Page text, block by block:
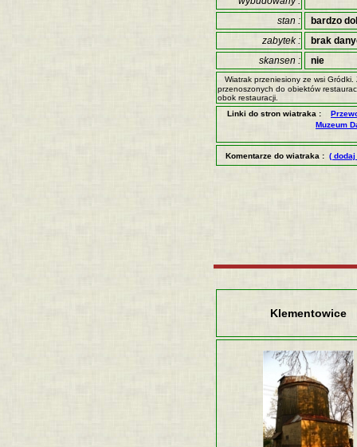
stan :
bardzo
zabytek :
brak
skansen :
nie
Wiatrak przeniesiony ze wsi
przenoszonych do obiektów
obok restauracji.
Linki do stron wiatraka :
Muzeum
Komentarze do wiatraka : (
Klementowice